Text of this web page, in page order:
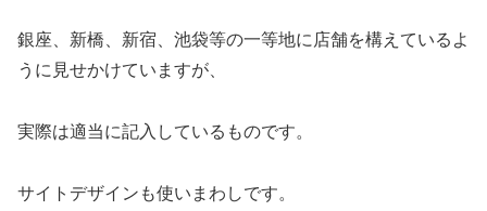
銀座、新橋、新宿、池袋等の一等地に店舗を構えているよ
うに見せかけていますが、
実際は適当に記入しているものです。
サイトデザインも使いまわしです。